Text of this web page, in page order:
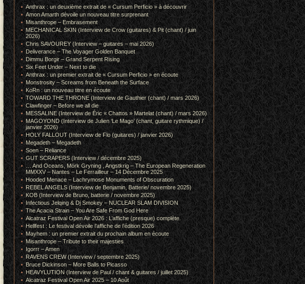
Anthrax : un deuxième extrait de « Cursum Perficio » à découvrir
Amon Amarth dévoile un nouveau titre surprenant
Misanthrope – Embrasement
MECHANICAL SKIN (Interview de Crow (guitares) & Pit (chant) / juin
2026)
Chris SAVOUREY (Interview – guitares – mai 2026)
Deliverance – The Voyager Golden Banquet
Dimmu Borgir – Grand Serpent Rising
Six Feet Under – Next to die
Anthrax : un premier extrait de « Cursum Perficio » en écoute
Monstrosity – Screams from Beneath the Surface
KoRn : un nouveau titre en écoute
TOWARD THE THRONE (Interview de Gauthier (chant) / mars 2026)
Clawfinger – Before we all die
MESSALINE (Interview de Éric « Chattos » Martelat (chant) / mars 2026)
MAGOYOND (Interview de Julien ‘Le Mago’ (chant, guitare rythmique) /
janvier 2026)
HOLY FALLOUT (Interview de Flo (guitares) / janvier 2026)
Megadeth – Megadeth
Soen – Reliance
GUT SCRAPERS (Interview / décembre 2025)
… And Oceans, Mörk Gryning , Angstkrig – The European Regeneration
MMXXV – Nantes – Le Ferrailleur – 14 Décembre 2025
Hooded Menace – Lachrymose Monuments of Obscuration
REBEL ANGELS (Interview de Benjamin, Batterie/ novembre 2025)
KOB (Interview de Bruno, batterie / novembre 2025)
Infectious Jelqing & Dj Smokey – NUCLEAR SLAM DIVISION
The Acacia Strain – You Are Safe From God Here
Alcatraz Festival Open Air 2026 : L’affiche (presque) complète.
Hellfest : Le festival dévoile l’affiche de l’édition 2026
Mayhem : un premier extrait du prochain album en écoute
Misanthrope – Tribute to their majesties
Igorrr – Amen
RAVENS CREW (Interview / septembre 2025)
Bruce Dickinson – More Balls to Picasso
HEAVYLUTION (Interview de Paul / chant & guitares / juillet 2025)
Alcatraz Festival Open Air 2025 – 10 Août